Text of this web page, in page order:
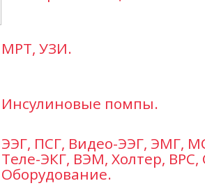
МРТ, УЗИ.
Инсулиновые помпы.
ЭЭГ, ПСГ, Видео-ЭЭГ, ЭМГ,
Теле-ЭКГ, ВЭМ, Холтер,
Оборудование.